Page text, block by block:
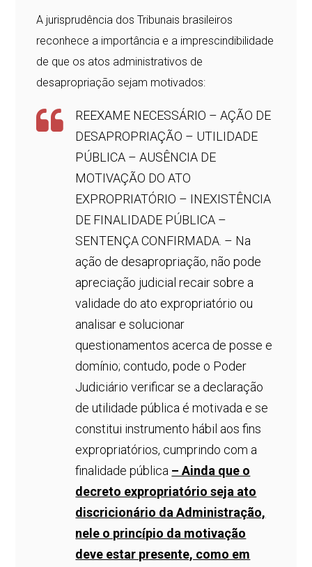
A jurisprudência dos Tribunais brasileiros
reconhece a importância e a imprescindibilidade
de que os atos administrativos de
desapropriação sejam motivados:
REEXAME NECESSÁRIO – AÇÃO DE
DESAPROPRIAÇÃO – UTILIDADE
PÚBLICA – AUSÊNCIA DE
MOTIVAÇÃO DO ATO
EXPROPRIATÓRIO – INEXISTÊNCIA
DE FINALIDADE PÚBLICA –
SENTENÇA CONFIRMADA. – Na
ação de desapropriação, não pode
apreciação judicial recair sobre a
validade do ato expropriatório ou
analisar e solucionar
questionamentos acerca de posse e
domínio; contudo, pode o Poder
Judiciário verificar se a declaração
de utilidade pública é motivada e se
constitui instrumento hábil aos fins
expropriatórios, cumprindo com a
finalidade pública – Ainda que o
decreto expropriatório seja ato
discricionário da Administração,
nele o princípio da motivação
deve estar presente, como em